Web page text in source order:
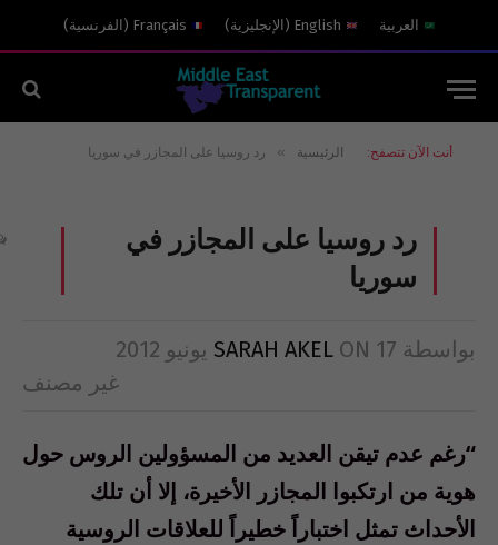
العربية English
( الإنجليزية)
Français
( الفرنسية)
أنت الآن تتصفح: الرئيسية » رد روسيا على المجازر في سوريا
رد روسيا على المجازر في
سوريا
بواسطة SARAH AKEL ON 17 يونيو 2012
غير مصنف
“رغم عدم تيقن العديد من المسؤولين الروس حول
هوية من ارتكبوا المجازر الأخيرة، إلا أن تلك
الأحداث تمثل اختباراً خطيراً للعلاقات الروسية